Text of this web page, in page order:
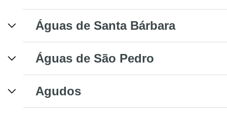
Águas de Santa Bárbara
Águas de São Pedro
Agudos